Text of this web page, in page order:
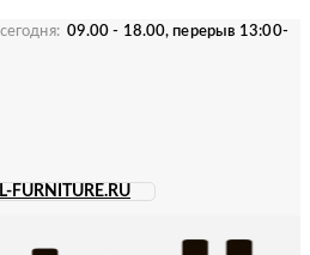
09.00 - 18.00, перерыв 13:00-
FURNITURE.RU